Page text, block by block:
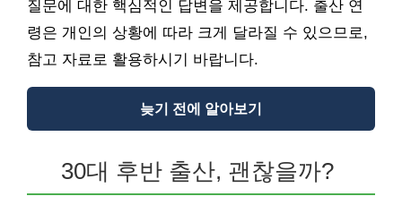
질문에 대한 핵심적인 답변을 제공합니다. 출산 연
령은 개인의 상황에 따라 크게 달라질 수 있으므로,
참고 자료로 활용하시기 바랍니다.
늦기 전에 알아보기
30대 후반 출산, 괜찮을까?